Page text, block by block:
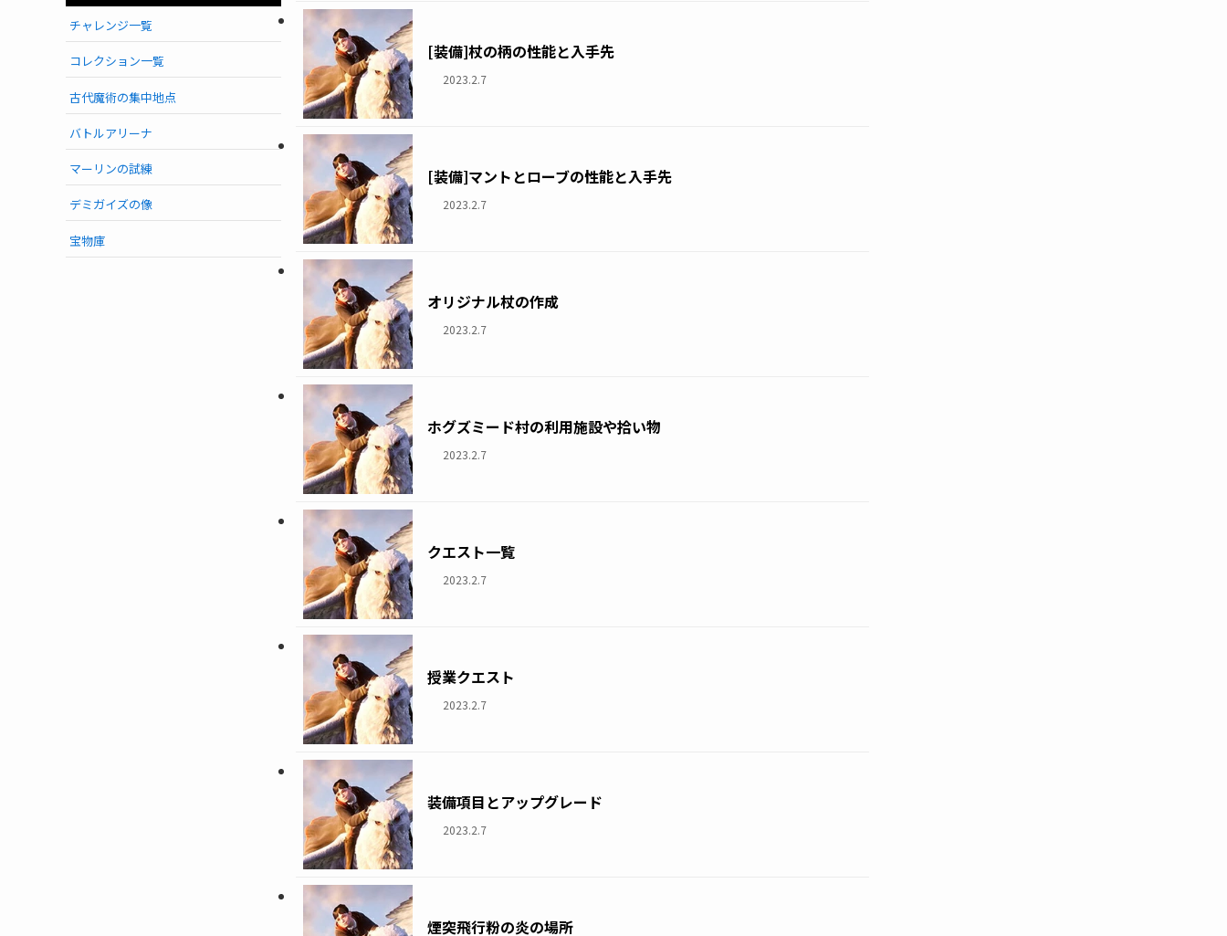
[装備]杖の柄の性能と入手先
2023.2.7
[装備]マントとローブの性能と入手先
2023.2.7
オリジナル杖の作成
2023.2.7
ホグズミード村の利用施設や拾い物
2023.2.7
クエスト一覧
2023.2.7
授業クエスト
2023.2.7
装備項目とアップグレード
2023.2.7
煙突飛行粉の炎の場所
チャレンジ一覧
コレクション一覧
古代魔術の集中地点
バトルアリーナ
マーリンの試練
デミガイズの像
宝物庫